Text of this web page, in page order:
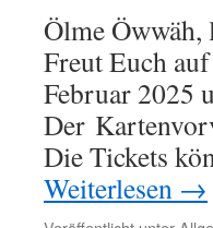
Ölme Öwwäh,
Freut Euch
Februar 2025
Der
Die Tickets
Weiterlesen →